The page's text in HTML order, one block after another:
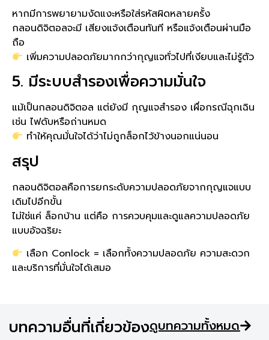
หากมีการพยายามงัดแงะหรือใส่รหัสผิดหลายครั้ง
กลอนดิจิตอลจะมี เสียงแจ้งเตือนทันที หรือแจ้งเตือนผ่านมือ
ถือ
เพิ่มความปลอดภัยมากกว่ากุญแจทั่วไปที่เงียบและไม่รู้ตัว
5. มีระบบสำรองเพื่อความมั่นใจ
แม้เป็นกลอนดิจิตอล แต่ยังมี กุญแจสำรอง เผื่อกรณีฉุกเฉิน
เช่น ไฟดับหรือถ่านหมด
ทำให้คุณมั่นใจได้ว่าไม่ถูกล็อกไว้ข้างนอกแน่นอน
สรุป
กลอนดิจิตอลคือการยกระดับความปลอดภัยจากกุญแจแบบ
เดิมไปอีกขั้น
ไม่ใช่แค่ ล็อกบ้าน แต่คือ การควบคุมและดูแลความปลอดภัย
แบบอัจฉริยะ
เลือก Conlock = เลือกทั้งความปลอดภัย ความสะดวก
และบริการที่มั่นใจได้เสมอ
บทความอื่นที่เกี่ยวข้องดูบทความทั้งหมด